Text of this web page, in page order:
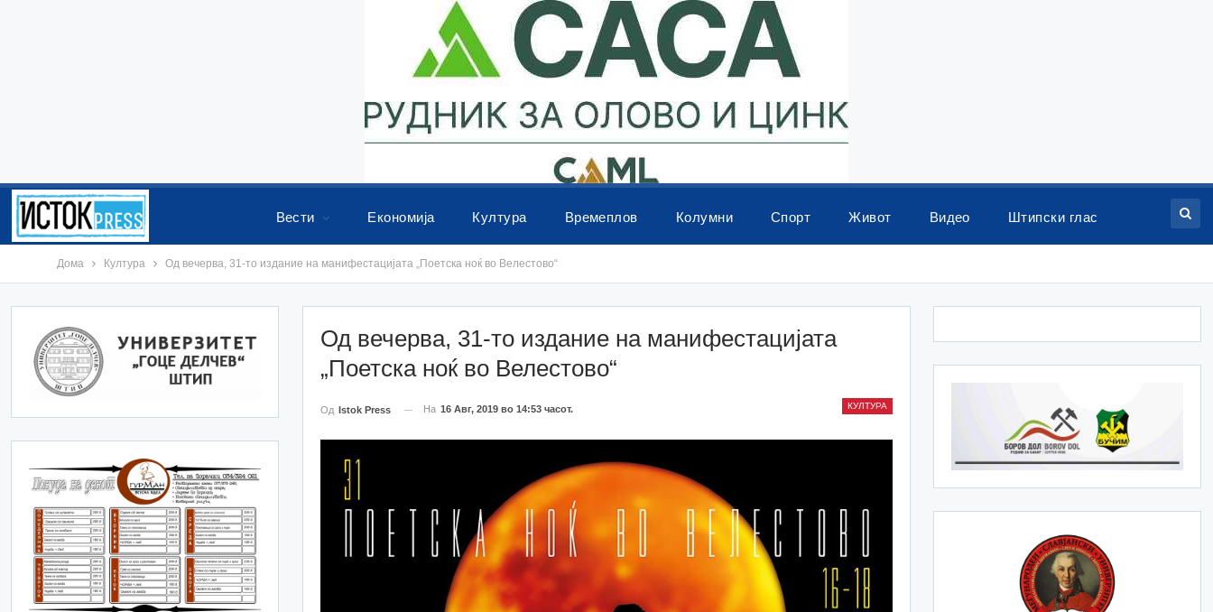
Вести Економија Култура Времеплов Колумни Спорт Живот Видео Штипски глас
Дома Култура Од вечерва, 31-то издание на манифестацијата „Поетска ноќ во Велестово“
Од вечерва, 31-то издание на манифестацијата
„Поетска ноќ во Велестово“
КУЛТУРА
Од Istok Press На 16 Авг, 2019 во 14:53 часот.